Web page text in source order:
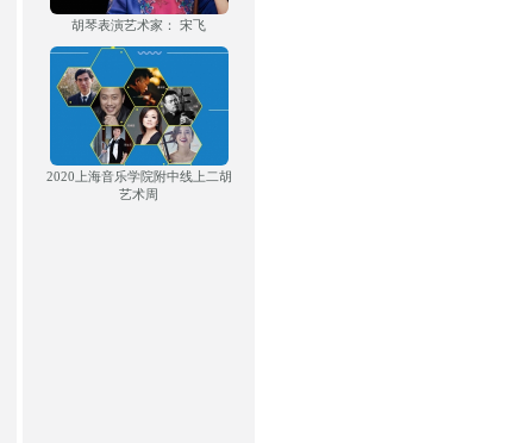
胡琴表演艺术家： 宋飞
2020上海音乐学院附中线上二胡
艺术周